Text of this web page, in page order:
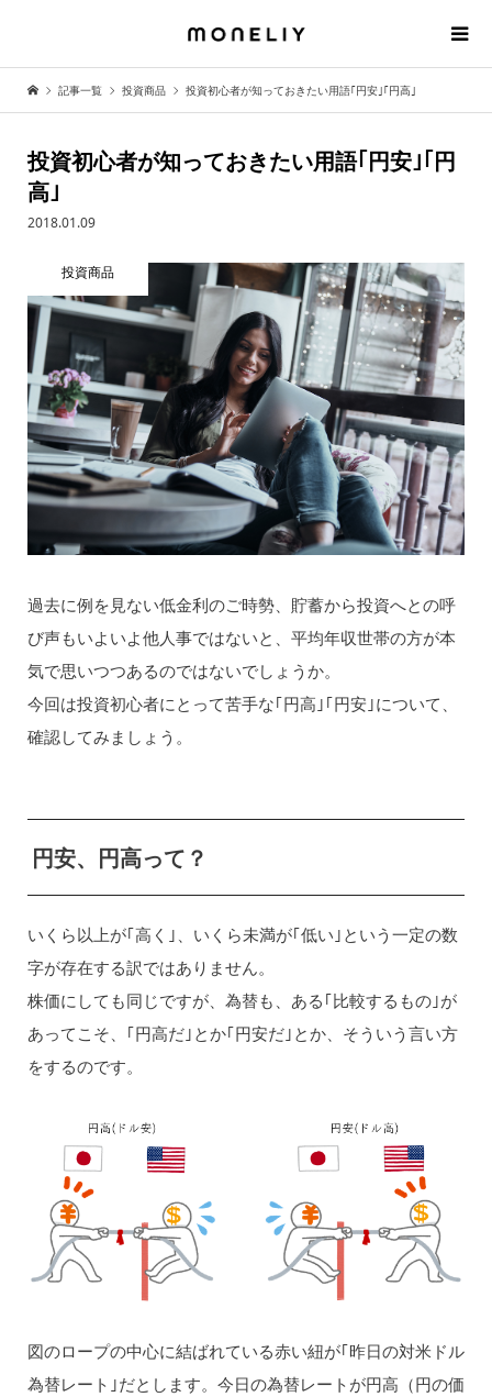
記事一覧 投資商品 投資初心者が知っておきたい用語｢円安｣｢円高｣
投資初心者が知っておきたい用語｢円安｣｢円
高｣
2018.01.09
投資商品
過去に例を見ない低金利のご時勢、貯蓄から投資へとの呼
び声もいよいよ他人事ではないと、平均年収世帯の方が本
気で思いつつあるのではないでしょうか。
今回は投資初心者にとって苦手な｢円高｣｢円安｣について、
確認してみましょう。
円安、円高って？
いくら以上が｢高く｣、いくら未満が｢低い｣という一定の数
字が存在する訳ではありません。
株価にしても同じですが、為替も、ある｢比較するもの｣が
あってこそ、｢円高だ｣とか｢円安だ｣とか、そういう言い方
をするのです。
図のロープの中心に結ばれている赤い紐が｢昨日の対米ドル
為替レート｣だとします。今日の為替レートが円高（円の価